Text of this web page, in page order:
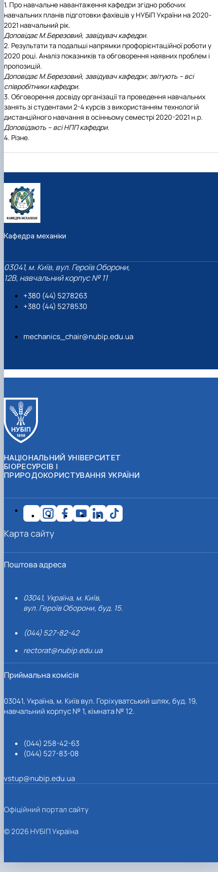
1. Про навчальне навантаження кафедри згідно робочих
навчальних планів підготовки фахівців у НУБіП України на 2020-
2021 навчальний рік.
Доповідає М.Березовий, завідувач кафедри.
2. Результати та подальші напрямки профорієнтаційної роботи у
2020 році. Аналіз показників та обговорення наявних проблем і
пропозицій.
Доповідає М.Березовий, завідувач кафедри; звітують – всі
співробітники кафедри.
3. Обговорення досвіду організації та проведення навчальних
занять зі студентами 2-4 курсів з використанням технологій
дистанційного навчання в осінньому семестрі 2020-2021 н.р.
Доповідають – всі НПП кафедри.
4. Різне.
Кафедра механіки
03041, м. Київ, вул. Героїв Оборони,
12B, навчальний корпус № 11
+380 (44) 5278263
+380 (44) 5278530
mechanics_chair@nubip.edu.ua
НАЦІОНАЛЬНИЙ УНІВЕРСИТЕТ
БІОРЕСУРСІВ І
ПРИРОДОКОРИСТУВАННЯ УКРАЇНИ
Поштова адреса
03041, Україна, м. Київ,
вул. Героїв Оборони, буд. 15.
(044) 527-82-42
rectorat@nubip.edu.ua
Приймальна комісія
03041, Україна, м. Київ вул. Горіхуватський шлях, буд. 19,
навчальний корпус № 1, кімната № 12.
(044) 258-42-63
(044) 527-83-08
vstup@nubip.edu.ua
Карта сайту
Офіційний портал сайту
© 2026 НУБІП Україна